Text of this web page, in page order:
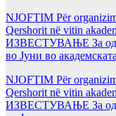
NJOFTIM Për
Qershorit në vitin
ИЗВЕСТУВАЊЕ За
во Јуни во
NJOFTIM Për
Qershorit në vitin
ИЗВЕСТУВАЊЕ За